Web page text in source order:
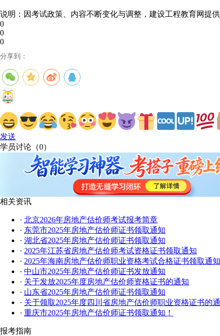
说明：因考试政策、内容不断变化与调整，建设工程教育网提
0
0
0
分享到：
发送
学员讨论（0）
相关资讯
· 北京2026年房地产估价师考试报考简章
· 东莞市2025年房地产估价师证书领取通知
· 湖北省2025年房地产估价师证书领取通知
· 2025年江苏省房地产估价师考试资格证书领取通知
· 2025年海南房地产估价师职业资格考试合格证书领取通知
· 中山市2025年房地产估价师证书发放通知
· 关于发放2025年度房地产估价师资格证书的通知
· 山东省2025年房地产估价师证书领取通知
· 关于领取2025年度四川省房地产估价师职业资格证书的
· 重庆市2025年房地产估价师证书领取通知！
报考指南